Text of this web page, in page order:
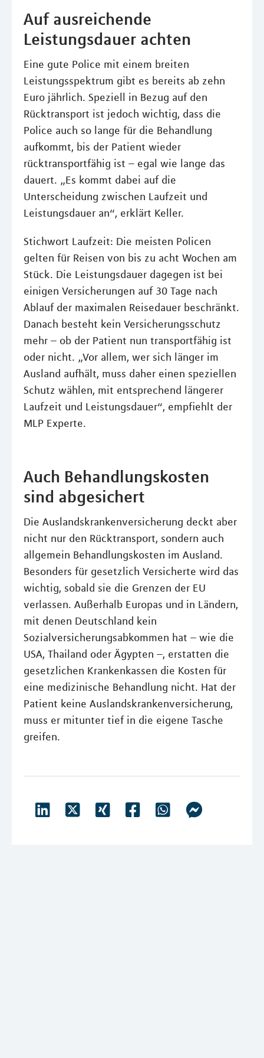
Auf ausreichende
Leistungsdauer achten
Eine gute Police mit einem breiten
Leistungsspektrum gibt es bereits ab zehn
Euro jährlich. Speziell in Bezug auf den
Rücktransport ist jedoch wichtig, dass die
Police auch so lange für die Behandlung
aufkommt, bis der Patient wieder
rücktransportfähig ist – egal wie lange das
dauert. „Es kommt dabei auf die
Unterscheidung zwischen Laufzeit und
Leistungsdauer an“, erklärt Keller.
Stichwort Laufzeit: Die meisten Policen
gelten für Reisen von bis zu acht Wochen am
Stück. Die Leistungsdauer dagegen ist bei
einigen Versicherungen auf 30 Tage nach
Ablauf der maximalen Reisedauer beschränkt.
Danach besteht kein Versicherungsschutz
mehr – ob der Patient nun transportfähig ist
oder nicht. „Vor allem, wer sich länger im
Ausland aufhält, muss daher einen speziellen
Schutz wählen, mit entsprechend längerer
Laufzeit und Leistungsdauer“, empfiehlt der
MLP Experte.
Auch Behandlungskosten
sind abgesichert
Die Auslandskrankenversicherung deckt aber
nicht nur den Rücktransport, sondern auch
allgemein Behandlungskosten im Ausland.
Besonders für gesetzlich Versicherte wird das
wichtig, sobald sie die Grenzen der EU
verlassen. Außerhalb Europas und in Ländern,
mit denen Deutschland kein
Sozialversicherungsabkommen hat – wie die
USA, Thailand oder Ägypten –, erstatten die
gesetzlichen Krankenkassen die Kosten für
eine medizinische Behandlung nicht. Hat der
Patient keine Auslandskrankenversicherung,
muss er mitunter tief in die eigene Tasche
greifen.